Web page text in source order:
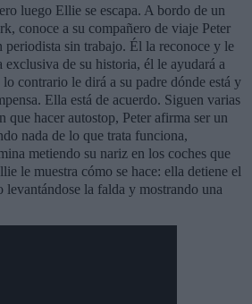
luego Ellie se escapa. A bordo de un
conoce a su compañero de viaje Peter
sin trabajo. Él la reconoce y le
exclusiva de su historia, él le ayudará a
contrario le dirá a su padre dónde está y
Ella está de acuerdo. Siguen varias
que hacer autostop, Peter afirma ser un
nada de lo que trata funciona,
metiendo su nariz en los coches que
le muestra cómo se hace: ella detiene el
levantándose la falda y mostrando una